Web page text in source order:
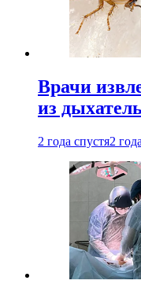
Врачи
из
2 года спустя2